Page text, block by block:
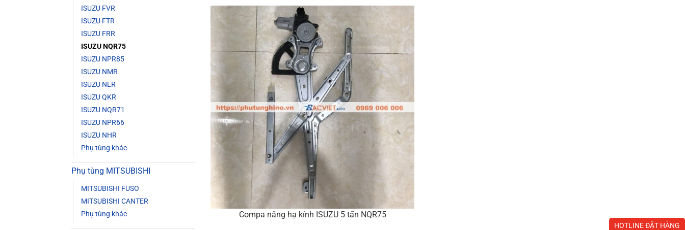
ISUZU FVR
ISUZU FTR
ISUZU FRR
ISUZU NQR75
ISUZU NPR85
ISUZU NMR
ISUZU NLR
ISUZU QKR
ISUZU NQR71
ISUZU NPR66
ISUZU NHR
Phụ tùng khác
Phụ tùng MITSUBISHI
MITSUBISHI FUSO
MITSUBISHI CANTER
Phụ tùng khác
Compa nâng hạ kính ISUZU 5 tấn NQR75
HOTLINE ĐẶT HÀNG